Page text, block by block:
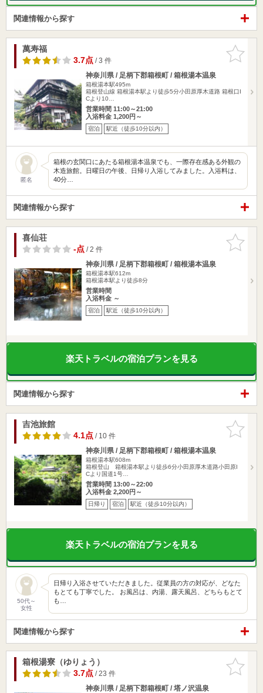
関連情報から探す
お気に入
りに追加
萬寿福
3.7点/ 3 件
神奈川県 / 足柄下郡箱根町 / 箱根湯本温泉
箱根湯本駅495m
箱根登山線 箱根湯本駅より徒歩5分小田原厚木道路 箱根口I
Cより10…
営業時間 11:00～21:00
入浴料金 1,200円～
宿泊 駅近（徒歩10分以内）
匿名
箱根の玄関口にあたる箱根湯本温泉でも、一際存在感ある外観の
木造旅館。日曜日の午後、日帰り入浴してみました。入浴料は、
40分…
関連情報から探す
お気に入
りに追加
喜仙荘
-点/ 2 件
神奈川県 / 足柄下郡箱根町 / 箱根湯本温泉
箱根湯本駅612m
箱根湯本駅より徒歩8分
営業時間
入浴料金 ～
宿泊 駅近（徒歩10分以内）
楽天トラベルの宿泊プランを見る
関連情報から探す
お気に入
りに追加
吉池旅館
4.1点/ 10 件
神奈川県 / 足柄下郡箱根町 / 箱根湯本温泉
箱根湯本駅608m
箱根登山 箱根湯本駅より徒歩6分小田原厚木道路小田原I
Cより国道1号…
営業時間 13:00～22:00
入浴料金 2,200円～
日帰り 宿泊 駅近（徒歩10分以内）
楽天トラベルの宿泊プランを見る
50代～
女性
日帰り入浴させていただきました。従業員の方の対応が、どなた
もとても丁寧でした。 お風呂は、内湯、露天風呂、どちらもとて
も…
関連情報から探す
お気に入
りに追加
箱根湯寮（ゆりょう）
3.7点/ 23 件
神奈川県 / 足柄下郡箱根町 / 塔ノ沢温泉